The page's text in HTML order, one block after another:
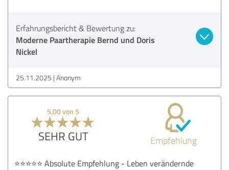
Erfahrungsbericht & Bewertung zu:
Moderne Paartherapie Bernd und Doris
Nickel
25.11.2025 Anonym
5,00 von 5
SEHR GUT Empfehlung
⭐⭐⭐⭐⭐ Absolute Empfehlung - Leben verändernde